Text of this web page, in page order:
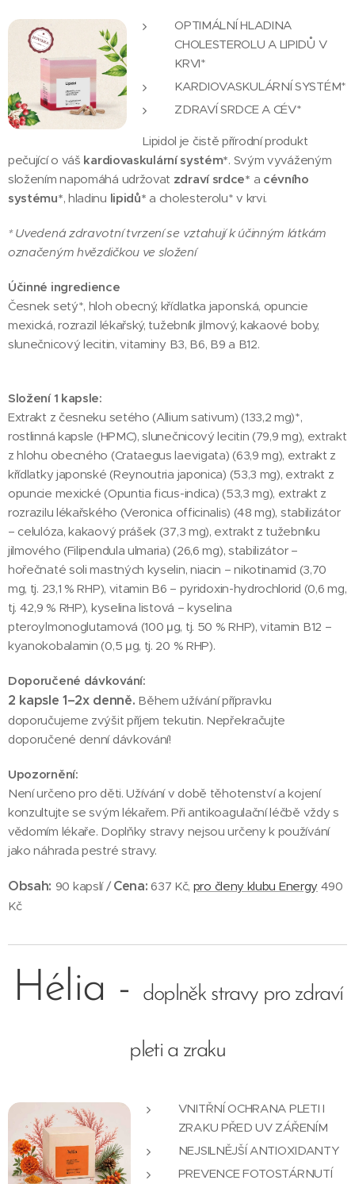
OPTIMÁLNÍ HLADINA
CHOLESTEROLU A LIPIDŮ V
KRVI*
KARDIOVASKULÁRNÍ SYSTÉM*
ZDRAVÍ SRDCE A CÉV*
Lipidol je čistě přírodní produkt
pečující o váš kardiovaskulární systém*. Svým vyváženým
složením napomáhá udržovat zdraví srdce* a cévního
systému*, hladinu lipidů* a cholesterolu* v krvi.
* Uvedená zdravotní tvrzení se vztahují k účinným látkám
označeným hvězdičkou ve složení
Účinné ingredience
Česnek setý*, hloh obecný, křídlatka japonská, opuncie
mexická, rozrazil lékařský, tužebník jilmový, kakaové boby,
slunečnicový lecitin, vitaminy B3, B6, B9 a B12.
Složení 1 kapsle:
Extrakt z česneku setého (Allium sativum) (133,2 mg)*,
rostlinná kapsle (HPMC), slunečnicový lecitin (79,9 mg), extrakt
z hlohu obecného (Crataegus laevigata) (63,9 mg), extrakt z
křídlatky japonské (Reynoutria japonica) (53,3 mg), extrakt z
opuncie mexické (Opuntia ficus-indica) (53,3 mg), extrakt z
rozrazilu lékařského (Veronica officinalis) (48 mg), stabilizátor
– celulóza, kakaový prášek (37,3 mg), extrakt z tužebníku
jilmového (Filipendula ulmaria) (26,6 mg), stabilizátor –
hořečnaté soli mastných kyselin, niacin – nikotinamid (3,70
mg, tj. 23,1 % RHP), vitamin B6 – pyridoxin-hydrochlorid (0,6 mg,
tj. 42,9 % RHP), kyselina listová – kyselina
pteroylmonoglutamová (100 μg, tj. 50 % RHP), vitamin B12 –
kyanokobalamin (0,5 μg, tj. 20 % RHP).
Doporučené dávkování:
2 kapsle 1–2x denně. Během užívání přípravku
doporučujeme zvýšit příjem tekutin. Nepřekračujte
doporučené denní dávkování!
Upozornění:
Není určeno pro děti. Užívání v době těhotenství a kojení
konzultujte se svým lékařem. Při antikoagulační léčbě vždy s
vědomím lékaře. Doplňky stravy nejsou určeny k používání
jako náhrada pestré stravy.
Obsah: 90 kapslí / Cena: 637 Kč, pro členy klubu Energy 490
Kč
Hélia - doplněk stravy pro zdraví
pleti a zraku
VNITŘNÍ OCHRANA PLETI I
ZRAKU PŘED UV ZÁŘENÍM
NEJSILNĚJŠÍ ANTIOXIDANTY
PREVENCE FOTOSTÁRNUTÍ